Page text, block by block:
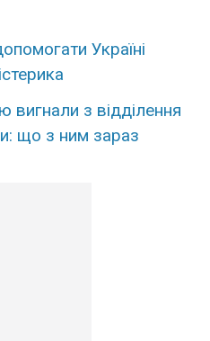
Україні
з відділення
що з ним зараз